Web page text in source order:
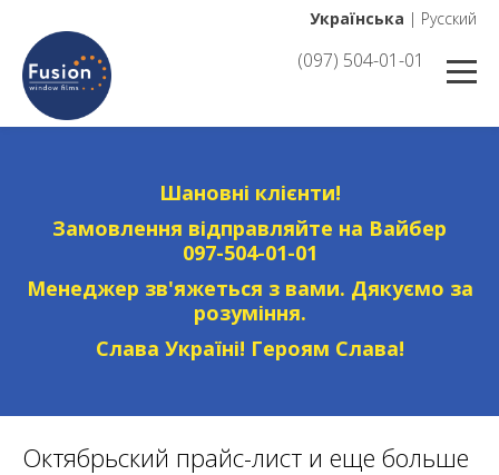
Українська | Русский
(097) 504-01-01
Шановні клієнти!
Замовлення відправляйте на Вайбер
097-504-01-01
Менеджер зв'яжеться з вами. Дякуємо за
розуміння.
Слава Україні! Героям Слава!
Октябрьский прайс-лист и еще больше